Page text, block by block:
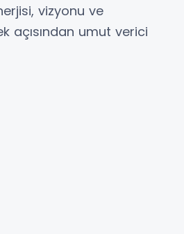
vizyonu ve
açısından umut verici